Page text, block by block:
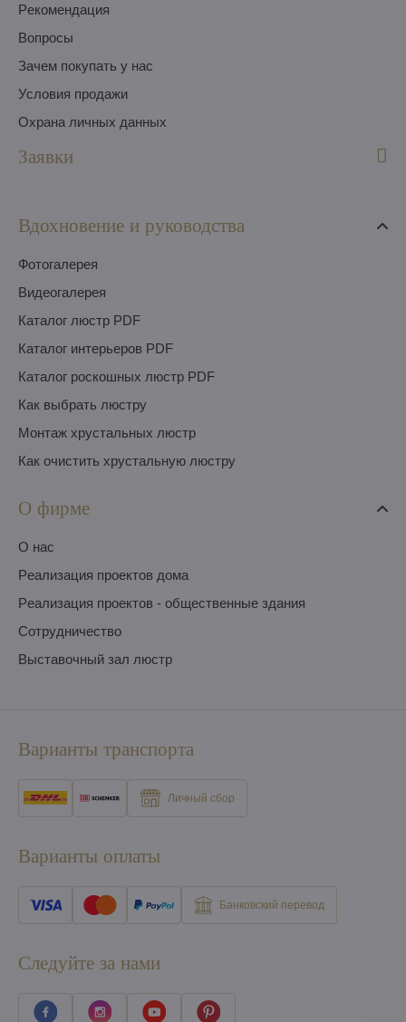
Pекомендация
Вопросы
Зачем покупать у нас
Условия продажи
Охрана личных данных
Заявки
Вдохновение и руководства
Фотогалерея
Видеогалерея
Каталог люстр PDF
Каталог интерьеров PDF
Каталог роскошных люстр PDF
Как выбрать люстру
Монтаж хрустальных люстр
Как очистить хрустальную люстру
О фирме
O нас
Pеализация проектов дома
Pеализация проектов - общественные здания
Сотрудничество
Выставочный зал люстр
Варианты транспорта
Личный сбор
Варианты оплаты
Банковский перевод
Следуйте за нами